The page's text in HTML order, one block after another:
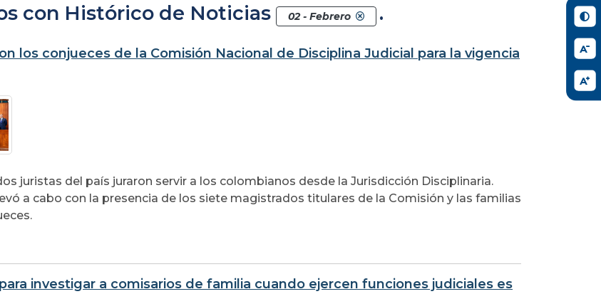
con Histórico de Noticias 02 - Febrero .
los conjueces de la Comisión Nacional de Disciplina Judicial para la vigencia
juristas del país juraron servir a los colombianos desde la Jurisdicción Disciplinaria.
a cabo con la presencia de los siete magistrados titulares de la Comisión y las familias
investigar a comisarios de familia cuando ejercen funciones judiciales es